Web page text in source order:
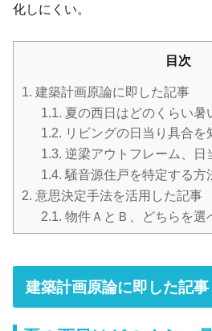
化しにくい。
目次
1. 建築計画原論に即した記事
1.1. 夏の西日はどのくらい暑
1.2. リビングの日当り具合を
1.3. 逆梁アウトフレーム、日
1.4. 騒音源住戸を特定する方
2. 意思決定手法を活用した記事
2.1. 物件ＡとＢ、どちらを選
建築計画原論に即した記事